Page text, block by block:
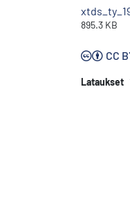
895.3 KB
CC
Lataukset